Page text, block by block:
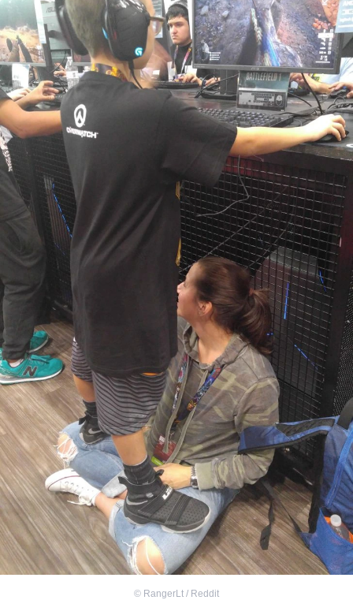
© RangerLt / Reddit